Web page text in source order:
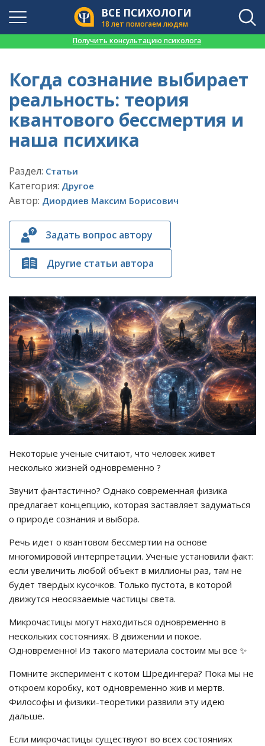
ВСЕ ПСИХОЛОГИ
18 лет помогаем людям
Получить консультацию психолога
Когда сознание выбирает
реальность: теория
квантового бессмертия и
наша психика
Раздел: Статьи
Категория: Другое
Автор: Диордиев Максим Борисович
Задать вопрос автору
Другие статьи автора
Некоторые ученые считают, что человек живет
несколько жизней одновременно ?
Звучит фантастично? Однако современная физика
предлагает концепцию, которая заставляет задуматься
о природе сознания и выбора.
Речь идет о квантовом бессмертии на основе
многомировой интерпретации. Ученые установили факт:
если увеличить любой объект в миллионы раз, там не
будет твердых кусочков. Только пустота, в которой
движутся неосязаемые частицы света.
Микрочастицы могут находиться одновременно в
нескольких состояниях. В движении и покое.
Одновременно! Из такого материала состоим мы все ✨
Помните эксперимент с котом Шредингера? Пока мы не
откроем коробку, кот одновременно жив и мертв.
Философы и физики-теоретики развили эту идею
дальше.
Если микрочастицы существуют во всех состояниях